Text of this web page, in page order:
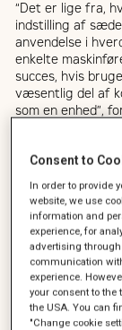
“Det er lige fra,
indstilling af
anvendelse i
enkelte
succes, hvis
væsentlig del af
som en enhed”,
Consent to
In order to provide
website, we use
information and
experience, for
advertising
communication
experience.
your consent to the
the USA. You can
"Change cookie